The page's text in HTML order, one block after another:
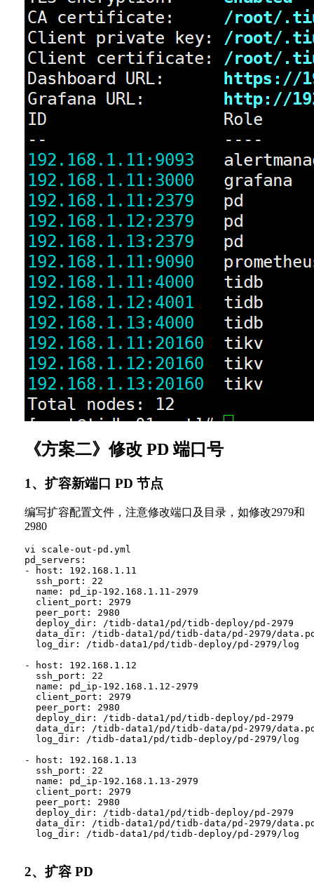
《方案二》修改 PD 端口号
1、扩容新端口 PD 节点
编写扩容配置文件，注意修改端口及目录，如修改2979和
2980
vi scale-out-pd.yml
pd_servers:
- host: 192.168.1.11
  ssh_port: 22
  name: pd_ip-192.168.1.11-2979
  client_port: 2979
  peer_port: 2980
  deploy_dir: /tidb-data1/pd/tidb-deploy/pd-2979
data_dir: /tidb-data1/pd/tidb-data/pd-2979/
  log_dir: /tidb-data1/pd/tidb-deploy/pd-2979/log
- host: 192.168.1.12
  ssh_port: 22
  name: pd_ip-192.168.1.12-2979
  client_port: 2979
  peer_port: 2980
  deploy_dir: /tidb-data1/pd/tidb-deploy/pd-2979
data_dir: /tidb-data1/pd/tidb-data/pd-2979/
  log_dir: /tidb-data1/pd/tidb-deploy/pd-2979/log
- host: 192.168.1.13
  ssh_port: 22
  name: pd_ip-192.168.1.13-2979
  client_port: 2979
  peer_port: 2980
  deploy_dir: /tidb-data1/pd/tidb-deploy/pd-2979
data_dir: /tidb-data1/pd/tidb-data/pd-2979/
  log_dir: /tidb-data1/pd/tidb-deploy/pd-2979/log
2、扩容 PD